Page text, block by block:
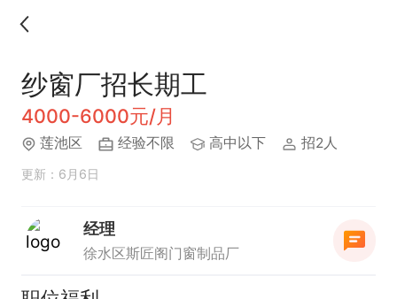
纱窗厂招长期工
4000-6000元/月
莲池区 经验不限 高中以下 招2人
更新：6月6日
经理
徐水区斯匠阁门窗制品厂